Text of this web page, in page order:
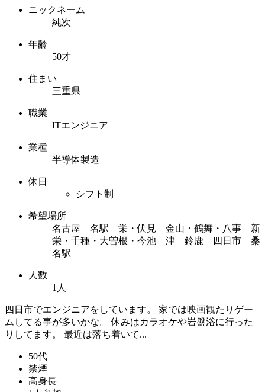
ニックネーム
純次
年齢
50才
住まい
三重県
職業
ITエンジニア
業種
半導体製造
休日
シフト制
希望場所
名古屋 名駅 栄・伏見 金山・鶴舞・八事 新
栄・千種・大曽根・今池 津 鈴鹿 四日市 桑
名駅
人数
1人
四日市でエンジニアをしています。 家では映画観たりゲー
ムしてる事が多いかな。 休みはカラオケや岩盤浴に行った
りしてます。 最近は落ち着いて...
50代
禁煙
高身長